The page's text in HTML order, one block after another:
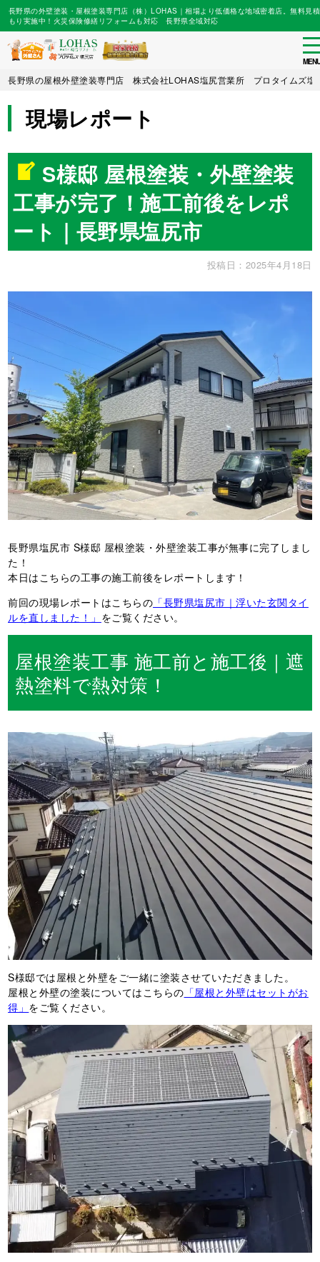
Skip
main
content
長野県の外壁塗装・屋根塗装専門店（株）LOHAS｜相場より低価格な地域密着店。無料見積
もり実施中！火災保険修繕リフォームも対応 長野県全域対応
長野県の屋根外壁塗装専門店 株式会社LOHAS塩尻営業所 プロタイムズ塩
現場レポート
S様邸 屋根塗装・外壁塗装
工事が完了！施工前後をレポ
ート｜長野県塩尻市
投稿日：2025年4月18日
長野県塩尻市 S様邸 屋根塗装・外壁塗装工事が無事に完了しまし
た！
本日はこちらの工事の施工前後をレポートします！
前回の現場レポートはこちらの 「長野県塩尻市｜浮いた玄関タイ
ルを直しました！」 をご覧ください。
屋根塗装工事 施工前と施工後｜遮
熱塗料で熱対策！
S様邸では屋根と外壁をご一緒に塗装させていただきました。
屋根と外壁の塗装についてはこちらの 「屋根と外壁はセットがお
得」 をご覧ください。